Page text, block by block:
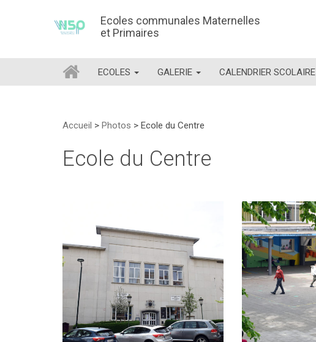
Ecoles communales Maternelles
et Primaires
ECOLES GALERIE CALENDRIER SCOLAIRE
Accueil > Photos > Ecole du Centre
Ecole du Centre